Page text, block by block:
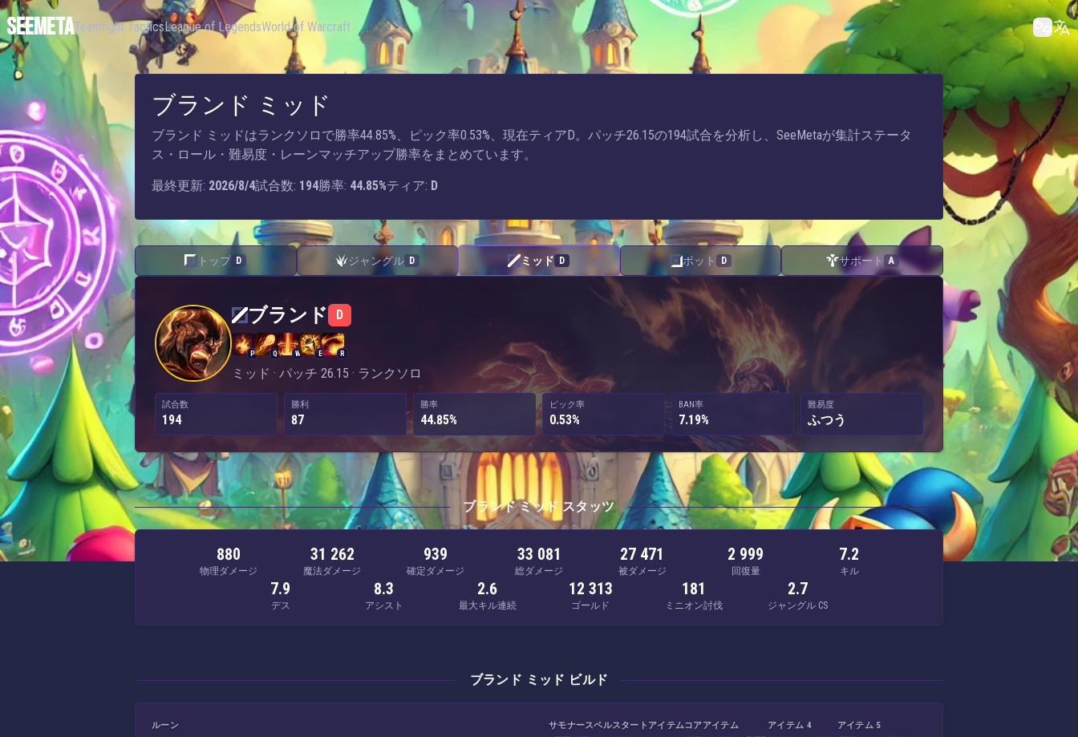
SEEMETATeamfight TacticsLeague of LegendsWorld of Warcraft
ブランド ミッド
ブランド ミッドはランクソロで勝率44.85%、ピック率0.53%、現在ティアD。パッチ26.15の194試合を分析し、SeeMetaが集計ステータ
ス・ロール・難易度・レーンマッチアップ勝率をまとめています。
最終更新: 2026/8/4試合数: 194勝率: 44.85%ティア: D
トップ D ジャングル D ミッド D ボット D サポート A
ブランド — ミッド
ブランド D
P Q W E R
ミッド · パッチ 26.15 · ランクソロ
試合数
194
勝利
87
勝率
44.85%
ピック率
0.53%
BAN率
7.19%
難易度
ふつう
ブランド ミッド スタッツ
880
物理ダメージ
31 262
魔法ダメージ
939
確定ダメージ
33 081
総ダメージ
27 471
被ダメージ
2 999
回復量
7.2
キル
7.9
デス
8.3
アシスト
2.6
最大キル連続
12 313
ゴールド
181
ミニオン討伐
2.7
ジャングル CS
ブランド ミッド ビルド
ルーン サモナースペルスタートアイテムコアアイテム アイテム 4 アイテム 5